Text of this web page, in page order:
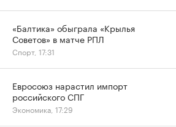
«Балтика» обыграла «Крылья
Советов» в матче РПЛ
Спорт, 17:31
Евросоюз нарастил импорт
российского СПГ
Экономика, 17:29